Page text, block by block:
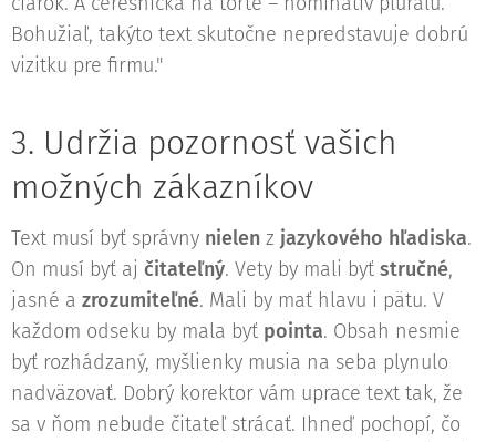
Bohužiaľ, takýto text skutočne nepredstavuje dobrú
vizitku pre firmu."
3. Udržia pozornosť vašich
možných zákazníkov
Text musí byť správny nielen z jazykového hľadiska.
On musí byť aj čitateľný. Vety by mali byť stručné,
jasné a zrozumiteľné. Mali by mať hlavu i pätu. V
každom odseku by mala byť pointa. Obsah nesmie
byť rozhádzaný, myšlienky musia na seba plynulo
nadväzovať. Dobrý korektor vám uprace text tak, že
sa v ňom nebude čitateľ strácať. Ihneď pochopí, čo